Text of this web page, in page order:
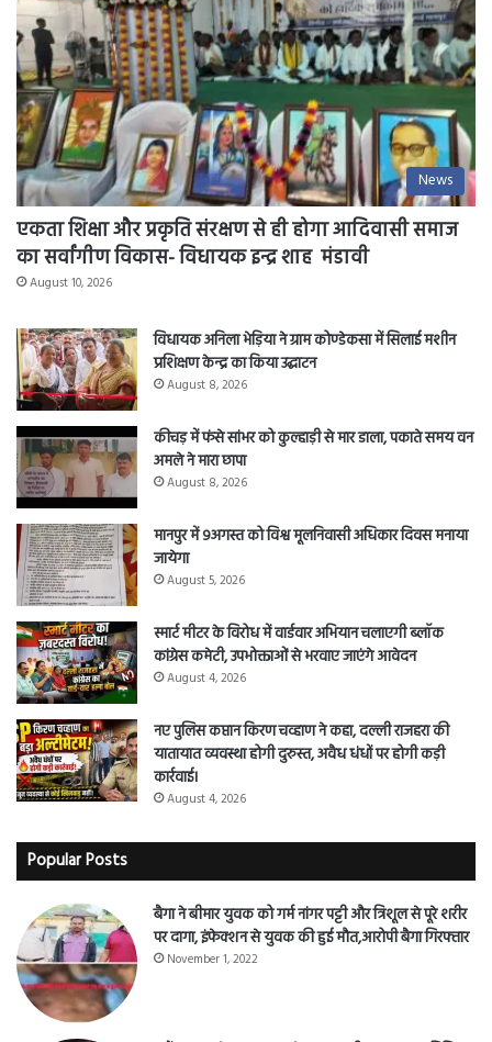
News
एकता शिक्षा और प्रकृति संरक्षण से ही होगा आदिवासी समाज
का सर्वांगीण विकास- विधायक इन्द्र शाह मंडावी
August 10, 2026
विधायक अनिला भेड़िया ने ग्राम कोण्डेकसा में सिलाई मशीन
प्रशिक्षण केन्द्र का किया उद्घाटन
August 8, 2026
कीचड़ में फंसे सांभर को कुल्हाड़ी से मार डाला, पकाते समय वन
अमले ने मारा छापा
August 8, 2026
मानपुर में 9अगस्त को विश्व मूलनिवासी अधिकार दिवस मनाया
जायेगा
August 5, 2026
स्मार्ट मीटर के विरोध में वार्डवार अभियान चलाएगी ब्लॉक
कांग्रेस कमेटी, उपभोक्ताओं से भरवाए जाएंगे आवेदन
August 4, 2026
नए पुलिस कप्तान किरण चव्हाण ने कहा, दल्ली राजहरा की
यातायात व्यवस्था होगी दुरुस्त, अवैध धंधों पर होगी कड़ी
कार्रवाई।
August 4, 2026
Popular Posts
बैगा ने बीमार युवक को गर्म नांगर पट्टी और त्रिशूल से पूरे शरीर
पर दागा, इंफेक्शन से युवक की हुई मौत,आरोपी बैगा गिरफ्तार
November 1, 2022